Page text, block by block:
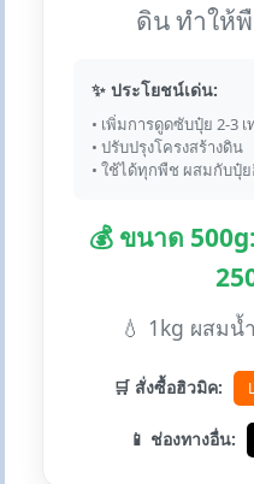
ดิน ทำให้
✨ ประโยชน์เด่น:
• เพิ่มการดูดซับปุ๋ย 2-3 เ
• ปรับปรุงโครงสร้างดิน
• ใช้ได้ทุกพืช ผสมกับปุ๋
💰 ขนาด
💧 1kg ผสมน้
🛒 สั่งซื้อฮิวมิค:
📱 ช่องทางอื่น: